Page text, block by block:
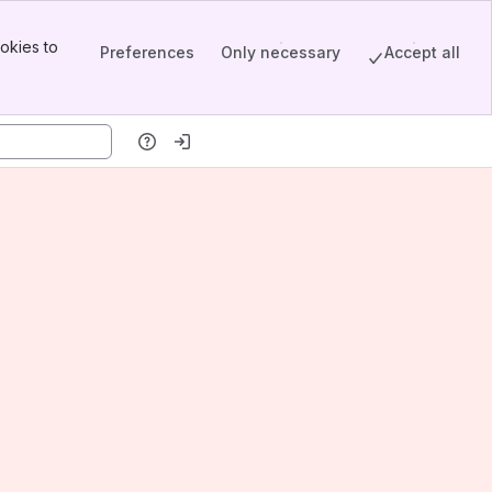
to
Preferences Only necessary Accept all